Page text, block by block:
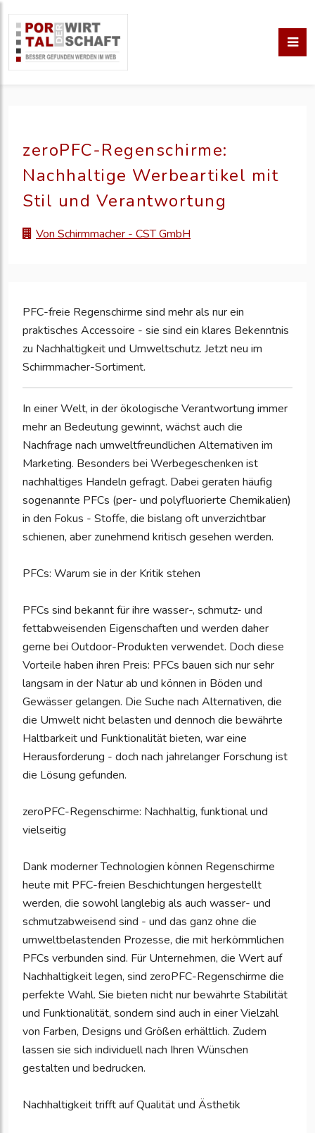
zeroPFC-Regenschirme:
Nachhaltige Werbeartikel mit
Stil und Verantwortung
Von Schirmmacher - CST GmbH
PFC-freie Regenschirme sind mehr als nur ein
praktisches Accessoire - sie sind ein klares Bekenntnis
zu Nachhaltigkeit und Umweltschutz. Jetzt neu im
Schirmmacher-Sortiment.
In einer Welt, in der ökologische Verantwortung immer
mehr an Bedeutung gewinnt, wächst auch die
Nachfrage nach umweltfreundlichen Alternativen im
Marketing. Besonders bei Werbegeschenken ist
nachhaltiges Handeln gefragt. Dabei geraten häufig
sogenannte PFCs (per- und polyfluorierte Chemikalien)
in den Fokus - Stoffe, die bislang oft unverzichtbar
schienen, aber zunehmend kritisch gesehen werden.
PFCs: Warum sie in der Kritik stehen
PFCs sind bekannt für ihre wasser-, schmutz- und
fettabweisenden Eigenschaften und werden daher
gerne bei Outdoor-Produkten verwendet. Doch diese
Vorteile haben ihren Preis: PFCs bauen sich nur sehr
langsam in der Natur ab und können in Böden und
Gewässer gelangen. Die Suche nach Alternativen, die
die Umwelt nicht belasten und dennoch die bewährte
Haltbarkeit und Funktionalität bieten, war eine
Herausforderung - doch nach jahrelanger Forschung ist
die Lösung gefunden.
zeroPFC-Regenschirme: Nachhaltig, funktional und
vielseitig
Dank moderner Technologien können Regenschirme
heute mit PFC-freien Beschichtungen hergestellt
werden, die sowohl langlebig als auch wasser- und
schmutzabweisend sind - und das ganz ohne die
umweltbelastenden Prozesse, die mit herkömmlichen
PFCs verbunden sind. Für Unternehmen, die Wert auf
Nachhaltigkeit legen, sind zeroPFC-Regenschirme die
perfekte Wahl. Sie bieten nicht nur bewährte Stabilität
und Funktionalität, sondern sind auch in einer Vielzahl
von Farben, Designs und Größen erhältlich. Zudem
lassen sie sich individuell nach Ihren Wünschen
gestalten und bedrucken.
Nachhaltigkeit trifft auf Qualität und Ästhetik